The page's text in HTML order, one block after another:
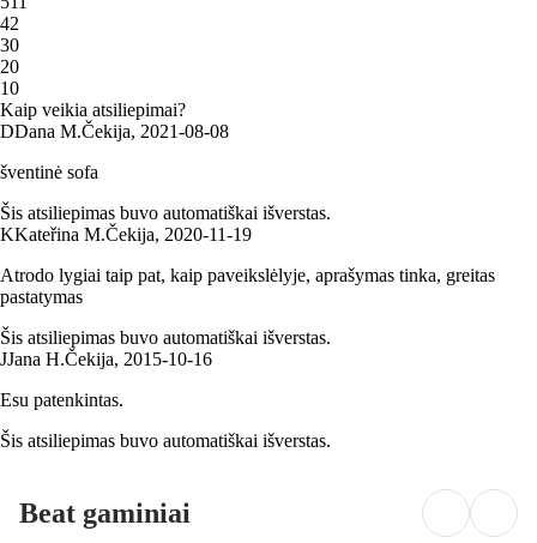
42
30
20
10
Kaip veikia atsiliepimai?
DDana M.Čekija, 2021‑08‑08
šventinė sofa
Šis atsiliepimas buvo automatiškai išverstas.
KKateřina M.Čekija, 2020‑11‑19
Atrodo lygiai taip pat, kaip paveikslėlyje, aprašymas tinka, greitas
pastatymas
Šis atsiliepimas buvo automatiškai išverstas.
JJana H.Čekija, 2015‑10‑16
Esu patenkintas.
Šis atsiliepimas buvo automatiškai išverstas.
Beat gaminiai